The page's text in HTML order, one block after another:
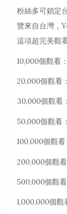
粉絲多可鎖定
覽來自台灣，
這項超完美觀
10,000個觀看
20,000個觀看
30,000個觀看
50,000個觀看
100,000個觀
200,000個觀
500,000個觀
1,000,000個